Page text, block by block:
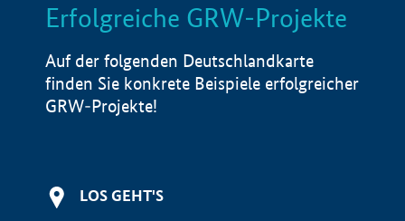
LISTE Info
Erfolgreiche GRW-Projekte
Auf der folgenden Deutschlandkarte
finden Sie konkrete Beispiele erfolgreicher
GRW-Projekte!
LOS GEHT'S